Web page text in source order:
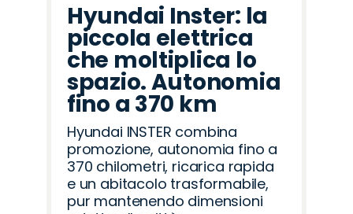
Hyundai Inster: la
piccola elettrica
che moltiplica lo
spazio. Autonomia
fino a 370 km
Hyundai INSTER combina
promozione, autonomia fino a
370 chilometri, ricarica rapida
e un abitacolo trasformabile,
pur mantenendo dimensioni